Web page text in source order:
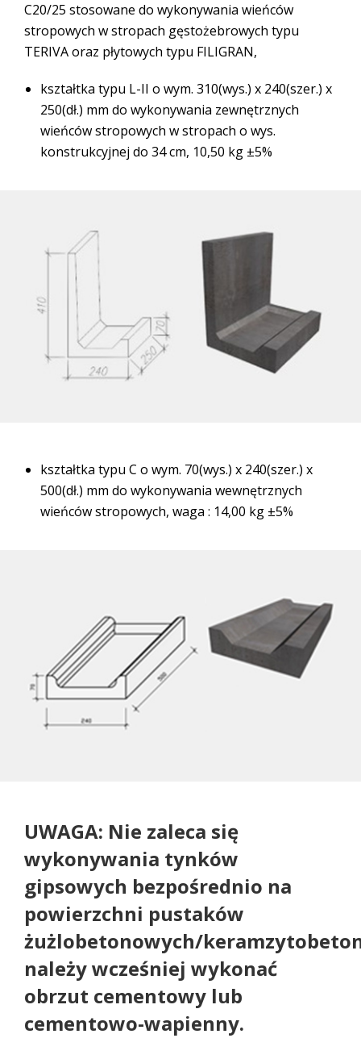
C20/25 stosowane do wykonywania wieńców
stropowych w stropach gęstożebrowych typu
TERIVA oraz płytowych typu FILIGRAN,
kształtka typu L-II o wym. 310(wys.) x 240(szer.) x
250(dł.) mm do wykonywania zewnętrznych
wieńców stropowych w stropach o wys.
konstrukcyjnej do 34 cm, 10,50 kg ±5%
kształtka typu C o wym. 70(wys.) x 240(szer.) x
500(dł.) mm do wykonywania wewnętrznych
wieńców stropowych, waga : 14,00 kg ±5%
UWAGA: Nie zaleca się
wykonywania tynków
gipsowych bezpośrednio na
powierzchni pustaków
żużlobetonowych/
należy wcześniej wykonać
obrzut cementowy lub
cementowo-wapienny.